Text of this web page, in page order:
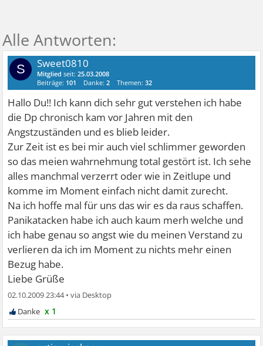
S Sweet0810
Mitglied seit:25.03.2008
Beiträge: 101 Danke:2 Themen:32
Hallo Du!! Ich kann dich sehr gut verstehen ich habe
die Dp chronisch kam vor Jahren mit den
Angstzuständen und es blieb leider.
Zur Zeit ist es bei mir auch viel schlimmer geworden
so das meien wahrnehmung total gestört ist. Ich sehe
alles manchmal verzerrt oder wie in Zeitlupe und
komme im Moment einfach nicht damit zurecht.
Na ich hoffe mal für uns das wir es da raus schaffen.
Panikatacken habe ich auch kaum merh welche und
ich habe genau so angst wie du meinen Verstand zu
verlieren da ich im Moment zu nichts mehr einen
Bezug habe.
Liebe Grüße
02.10.2009 23:44•
x 1